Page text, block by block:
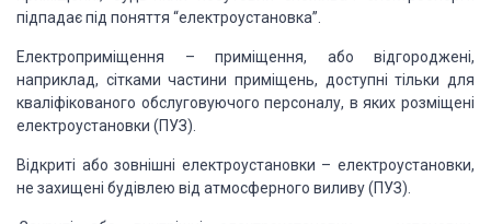
підпадає під поняття “електроустановка”.
Електроприміщення – приміщення, або відгороджені,
наприклад, сітками частини приміщень, доступні тільки для
кваліфікованого обслуговуючого персоналу, в яких розміщені
електроустановки (ПУЗ).
Відкриті або зовнішні електроустановки – електроустановки,
не захищені будівлею від атмосферного виливу (ПУЗ).